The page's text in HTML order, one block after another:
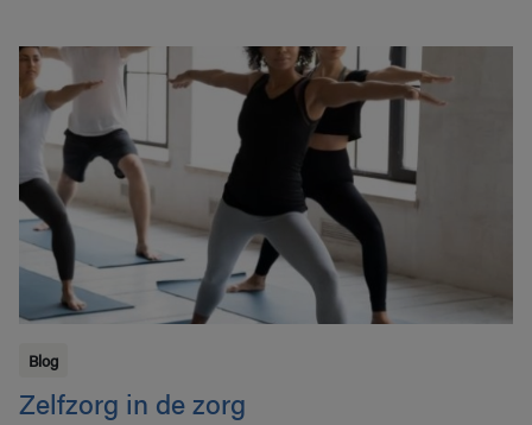
apothekers van wacht.
Blog
Zelfzorg in de zorg